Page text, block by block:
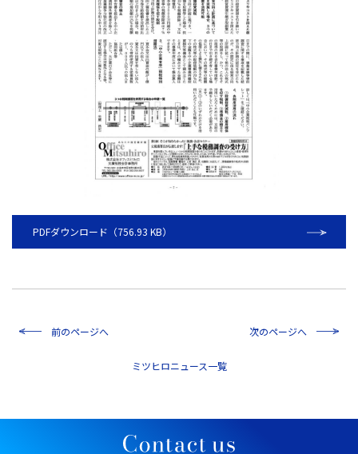
PDFダウンロード（756.93 KB）
前のページへ
一覧
次のページへ